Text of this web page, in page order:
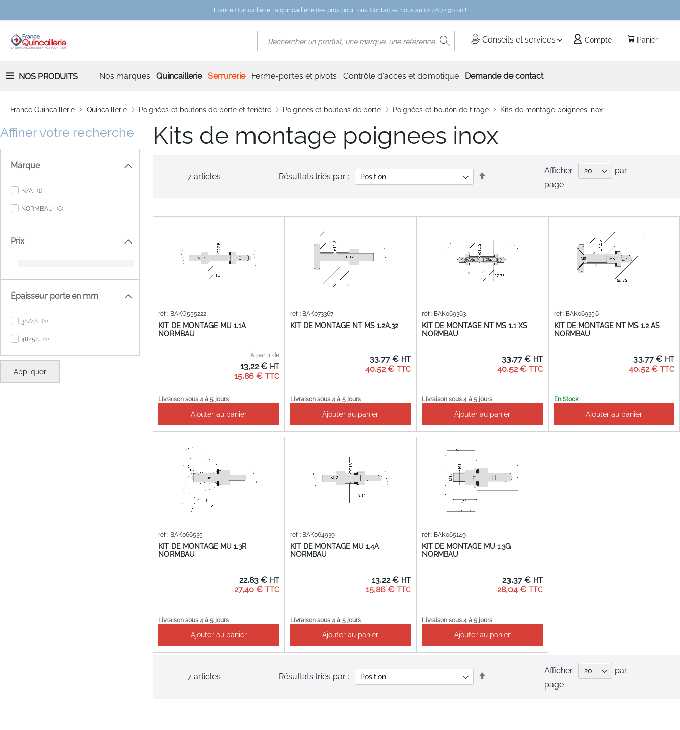
France Quincaillerie, la quincaillerie des pros pour tous. Contactez nous au 01 46 72 90 00 !
Panier
Conseils et services Compte
Rechercher
NOS PRODUITS Nos marques Quincaillerie Serrurerie Ferme-portes et pivots Contrôle d'accès et domotique Demande de contact
France Quincaillerie Quincaillerie Poignées et boutons de porte et fenêtre Poignées et boutons de porte Poignées et bouton de tirage Kits de montage poignees inox
Kits de montage poignees inox
7 articles
Afficher
par
page
Résultats triés par :
KIT DE MONTAGE MU 1.1A
NORMBAU
réf : BAKG555222
À partir de
15,86 €
13,22 €
Livraison sous 4 à 5 jours
Ajouter au panier
KIT DE MONTAGE NT MS 1.2A.32
réf : BAK073367
40,52 €
33,77 €
Livraison sous 4 à 5 jours
Ajouter au panier
KIT DE MONTAGE NT MS 1.1 XS
NORMBAU
réf : BAK069363
40,52 €
33,77 €
Livraison sous 4 à 5 jours
Ajouter au panier
KIT DE MONTAGE NT MS 1.2 AS
NORMBAU
réf : BAK069356
40,52 €
33,77 €
En Stock
Ajouter au panier
KIT DE MONTAGE MU 1.3R
NORMBAU
réf : BAK066535
27,40 €
22,83 €
Livraison sous 4 à 5 jours
Ajouter au panier
KIT DE MONTAGE MU 1.4A
NORMBAU
réf : BAK064939
15,86 €
13,22 €
Livraison sous 4 à 5 jours
Ajouter au panier
KIT DE MONTAGE MU 1.3G
NORMBAU
réf : BAK065149
28,04 €
23,37 €
Livraison sous 4 à 5 jours
Ajouter au panier
7 articles Résultats triés par :
Afficher
par
page
Affiner votre recherche
Marque
N/A 1item
NORMBAU 6items
Prix
Épaisseur porte en mm
38/48 1item
48/58 1item
Appliquer